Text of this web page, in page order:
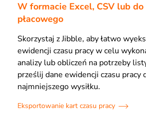
W formacie Excel, CSV lub
płacowego
Skorzystaj z Jibble, aby łatwo
ewidencji czasu pracy w celu
analizy lub obliczeń na potrzeby
prześlij dane ewidencji czasu pracy
najmniejszego wysiłku.
Eksportowanie kart czasu pracy